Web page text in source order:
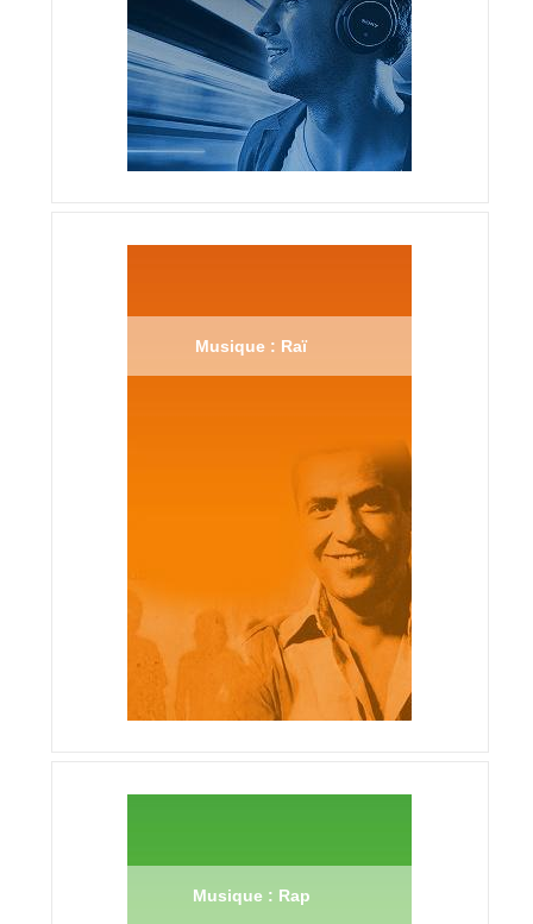
Musique : Raï
Musique : Rap